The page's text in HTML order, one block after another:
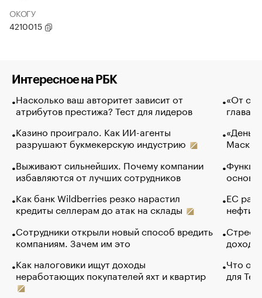
ОКОГУ
4210015
Интересное на РБК
Насколько ваш авторитет зависит от
атрибутов престижа? Тест для лидеров
Казино проиграло. Как ИИ-агенты
разрушают букмекерскую индустрию
Выживают сильнейших. Почему компании
избавляются от лучших сотрудников
Как банк Wildberries резко нарастил
кредиты селлерам до атак на склады
Сотрудники открыли новый способ вредить
компаниям. Зачем им это
Как налоговики ищут доходы
неработающих покупателей яхт и квартир
«От
глава
Маск в
основ
ЕС
нефти
Что
для